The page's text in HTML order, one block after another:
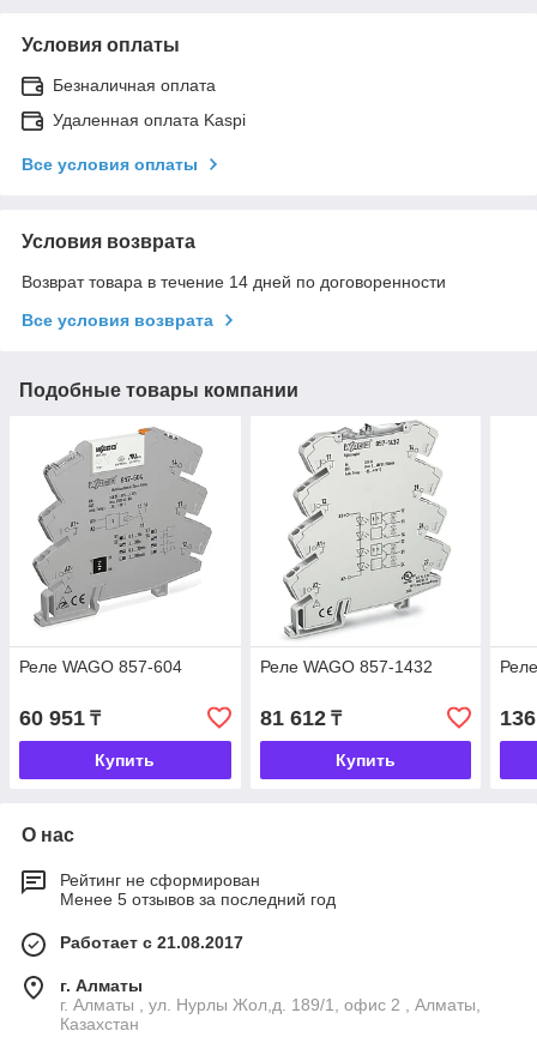
Условия оплаты
Безналичная оплата
Удаленная оплата Kaspi
Все условия оплаты
Условия возврата
Возврат товара в течение 14 дней по договоренности
Все условия возврата
Подобные товары компании
Реле WAGO 857-604
60 951 ₸
Купить
Реле WAGO 857-1432
81 612₸
Купить
О нас
Рейтинг не сформирован
Менее 5 отзывов за последний год
Работает с 21.08.2017
г. Алматы
г. Алматы , ул. Нурлы Жол,д. 189/1, офис 2 , Алматы,
Казахстан